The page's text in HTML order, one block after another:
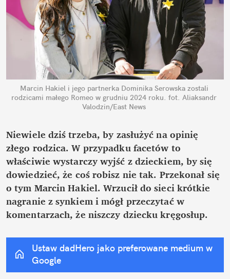
Marcin Hakiel i jego partnerka Dominika Serowska zostali
rodzicami małego Romeo w grudniu 2024 roku. fot. Aliaksandr
Valodzin/East News
Niewiele dziś trzeba, by zasłużyć na opinię
złego rodzica. W przypadku facetów to
właściwie wystarczy wyjść z dzieckiem, by się
dowiedzieć, że coś robisz nie tak. Przekonał się
o tym Marcin Hakiel. Wrzucił do sieci krótkie
nagranie z synkiem i mógł przeczytać w
komentarzach, że niszczy dziecku kręgosłup.
Ustaw dadHero jako preferowane medium w
Google